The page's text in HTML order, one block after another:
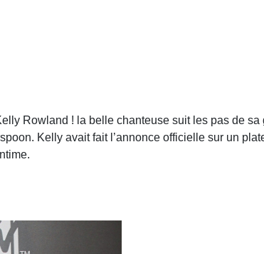
Rowland ! la belle chanteuse suit les pas de
Kelly avait fait l’annonce officielle sur un